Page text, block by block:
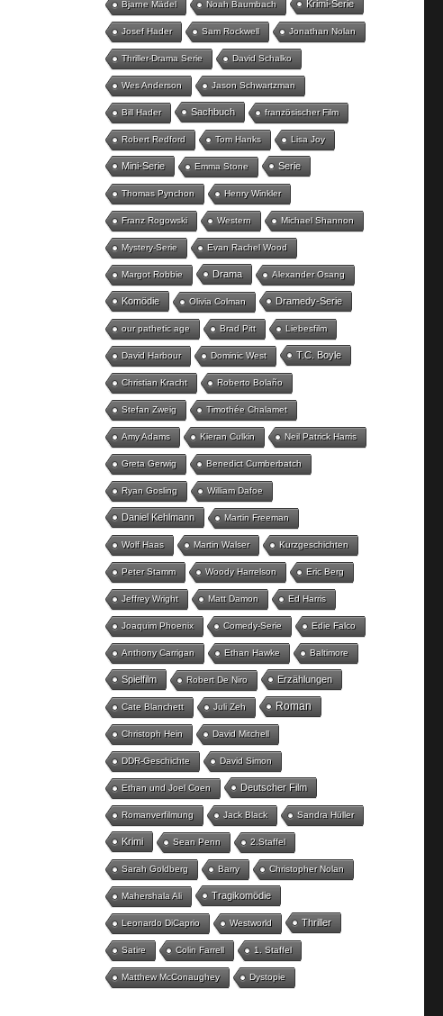
Bjarne Mädel Noah Baumbach Krimi-Serie
Josef Hader Sam Rockwell Jonathan Nolan
Thriller-Drama Serie David Schalko
Wes Anderson Jason Schwartzman
Bill Hader Sachbuch französischer Film
Robert Redford Tom Hanks Lisa Joy
Mini-Serie Emma Stone Serie
Thomas Pynchon Henry Winkler
Franz Rogowski Western Michael Shannon
Mystery-Serie Evan Rachel Wood
Margot Robbie Drama Alexander Osang
Komödie Olivia Colman Dramedy-Serie
our pathetic age Brad Pitt Liebesfilm
David Harbour Dominic West T.C. Boyle
Christian Kracht Roberto Bolaño
Stefan Zweig Timothée Chalamet
Amy Adams Kieran Culkin Neil Patrick Harris
Greta Gerwig Benedict Cumberbatch
Ryan Gosling William Dafoe
Daniel Kehlmann Martin Freeman
Wolf Haas Martin Walser Kurzgeschichten
Peter Stamm Woody Harrelson Eric Berg
Jeffrey Wright Matt Damon Ed Harris
Joaquim Phoenix Comedy-Serie Edie Falco
Anthony Carrigan Ethan Hawke Baltimore
Spielfilm Robert De Niro Erzählungen
Cate Blanchett Juli Zeh Roman
Christoph Hein David Mitchell
DDR-Geschichte David Simon
Ethan und Joel Coen Deutscher Film
Romanverfilmung Jack Black Sandra Hüller
Krimi Sean Penn 2.Staffel
Sarah Goldberg Barry Christopher Nolan
Mahershala Ali Tragikomödie
Leonardo DiCaprio Westworld Thriller
Satire Colin Farrell 1. Staffel
Matthew McConaughey Dystopie